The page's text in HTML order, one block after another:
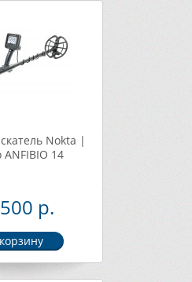
Nokta |
ANFIBIO 14
р.